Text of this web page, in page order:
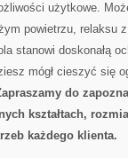
użytkowe.
powietrzu, relaksu‍
stanowi doskonałą
mógł cieszyć się
do
kształtach,
każdego klienta.